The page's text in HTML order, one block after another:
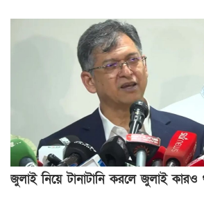
জুলাই নিয়ে টানাটানি করলে জুলাই কারও